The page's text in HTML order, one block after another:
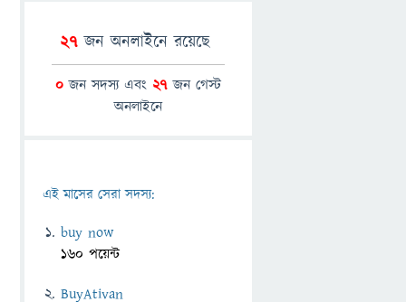
27জন অনলাইনে রয়েছে
0 জন সদস্য এবং 27 জন গেস্ট
অনলাইনে
এই মাসের সেরা সদস্য:
buy now
160 পয়েন্ট
BuyAtivan